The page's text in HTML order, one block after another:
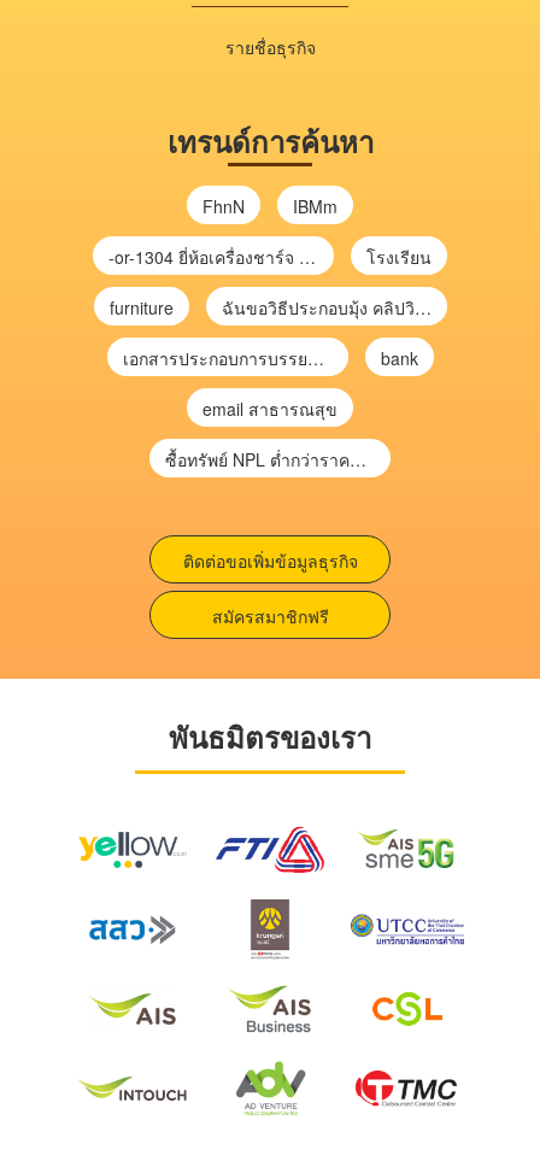
รายชื่อธุรกิจ
เทรนด์การค้นหา
FhnN IBMm
-or-1304 ยี่ห้อเครื่องชาร์จ chargecore โรงเรียน
furniture ฉันขอวิธีประกอบมุ้ง คลิปวิดีโอ การประกอบมุ้ง
เอกสารประกอบการบรรยาย การประเมินความเสี่ยงเพื่อวางแผนการตรวจสอบ \ bank
email สาธารณสุข
ซื้อทรัพย์ NPL ต่ำกว่าราคาตลาด 30-70% แบบไม่ต้องไปประมูล”
ติดต่อขอเพิ่มข้อมูลธุรกิจ
สมัครสมาชิกฟรี
พันธมิตรของเรา